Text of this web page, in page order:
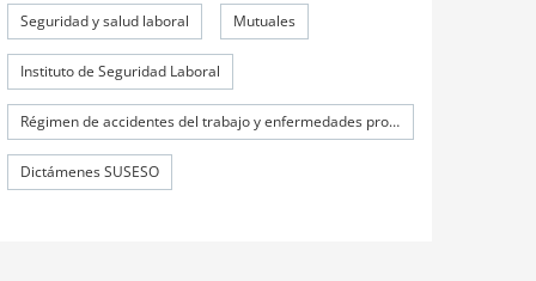
Seguridad y salud laboral Mutuales
Instituto de Seguridad Laboral
Régimen de accidentes del trabajo y enfermedades profesionales
Dictámenes SUSESO